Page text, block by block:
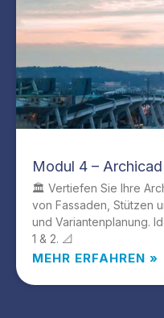
Modul 4 –
🏛️ Vertiefen Sie Ihre
von Fassaden, Stützen
und Variantenplanung.
1 & 2. 📐
MEHR ERFAHREN »